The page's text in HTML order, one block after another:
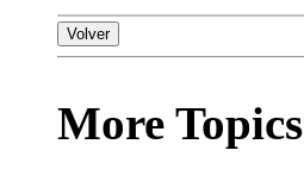
Volver
More Topics